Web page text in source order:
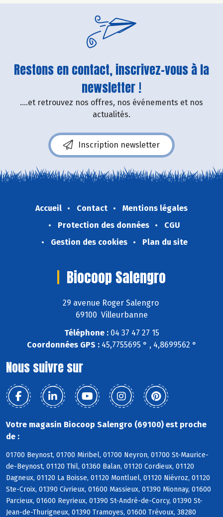
Restons en contact, inscrivez-vous à la
newsletter !
....et retrouvez nos offres, nos événements et nos
actualités.
Inscription newsletter
Accueil Contact
Mentions légales
Protection des données
CGU
Gestion des cookies
Plan du site
Biocoop Salengro
29 avenue Roger Salengro
69100 Villeurbanne
Téléphone :04 37 47 27 15
Coordonnées GPS :45,7755695 ° , 4,8699562 °
Nous suivre sur
Votre magasin Biocoop Salengro (69100) est proche
de :
01700 Beynost, 01700 Miribel, 01700 Neyron, 01700 St-Maurice-
de-Beynost, 01120 Thil, 01360 Balan, 01120 Cordieux, 01120
Dagneux, 01120 La Boisse, 01120 Montluel, 01120 Niévroz, 01120
Ste-Croix, 01390 Civrieux, 01600 Massieux, 01390 Mionnay, 01600
Parcieux, 01600 Reyrieux, 01390 St-André-de-Corcy, 01390 St-
Jean-de-Thurigneux, 01390 Tramoyes, 01600 Trévoux, 38280